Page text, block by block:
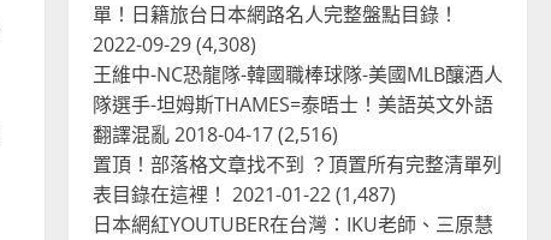
單！日籍旅台日本網路名人完整盤點目錄！
2022-09-29(4,308)
王維中-NC恐龍隊-韓國職棒球隊-美國MLB釀酒人
隊選手-坦姆斯THAMES=泰晤士！美語英文外語
翻譯混亂2018-04-17(2,516)
置頂！部落格文章找不到 ？頂置所有完整清單列
表目錄在這裡！ 2021-01-22(1,487)
日本網紅YOUTUBER在台灣：IKU老師、三原慧
2
台灣餐飲在全球 尚未分類
奧地利人愛喝珍奶、波霸奶茶
奧地利愛瘋、珍珠奶茶門市顧
客大排長龍
2024-01-27